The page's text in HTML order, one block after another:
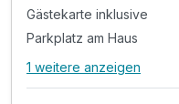
Ausstattung
Gästekarte inklusive
Parkplatz am Haus
Alle Inklusivleistungen
1 weitere anzeigen